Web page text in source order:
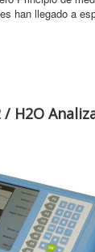
han llegado a
/ H2O